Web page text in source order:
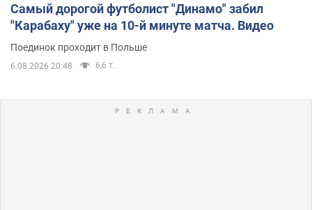
Самый дорогой футболист "Динамо" забил
"Карабаху" уже на 10-й минуте матча. Видео
Поединок проходит в Польше
6.08.2026 20:48 6,6 т.